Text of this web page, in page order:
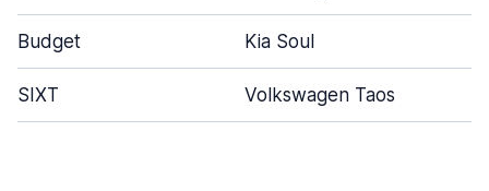
Budget Kia Soul
SIXT Volkswagen Taos